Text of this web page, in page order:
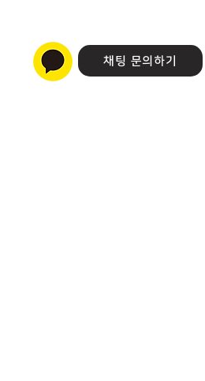
채팅 문의하기